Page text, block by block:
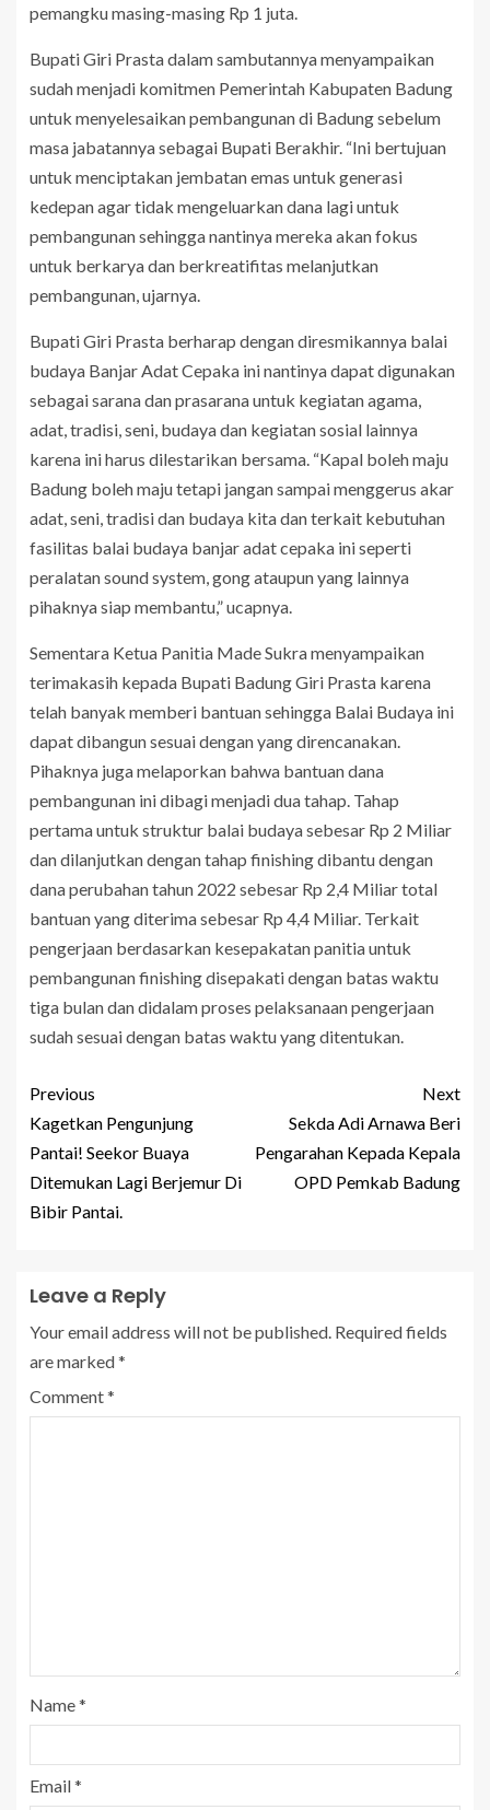
pemangku masing-masing Rp 1 juta.
Bupati Giri Prasta dalam sambutannya menyampaikan
sudah menjadi komitmen Pemerintah Kabupaten Badung
untuk menyelesaikan pembangunan di Badung sebelum
masa jabatannya sebagai Bupati Berakhir. “Ini bertujuan
untuk menciptakan jembatan emas untuk generasi
kedepan agar tidak mengeluarkan dana lagi untuk
pembangunan sehingga nantinya mereka akan fokus
untuk berkarya dan berkreatifitas melanjutkan
pembangunan, ujarnya.
Bupati Giri Prasta berharap dengan diresmikannya balai
budaya Banjar Adat Cepaka ini nantinya dapat digunakan
sebagai sarana dan prasarana untuk kegiatan agama,
adat, tradisi, seni, budaya dan kegiatan sosial lainnya
karena ini harus dilestarikan bersama. “Kapal boleh maju
Badung boleh maju tetapi jangan sampai menggerus akar
adat, seni, tradisi dan budaya kita dan terkait kebutuhan
fasilitas balai budaya banjar adat cepaka ini seperti
peralatan sound system, gong ataupun yang lainnya
pihaknya siap membantu,” ucapnya.
Sementara Ketua Panitia Made Sukra menyampaikan
terimakasih kepada Bupati Badung Giri Prasta karena
telah banyak memberi bantuan sehingga Balai Budaya ini
dapat dibangun sesuai dengan yang direncanakan.
Pihaknya juga melaporkan bahwa bantuan dana
pembangunan ini dibagi menjadi dua tahap. Tahap
pertama untuk struktur balai budaya sebesar Rp 2 Miliar
dan dilanjutkan dengan tahap finishing dibantu dengan
dana perubahan tahun 2022 sebesar Rp 2,4 Miliar total
bantuan yang diterima sebesar Rp 4,4 Miliar. Terkait
pengerjaan berdasarkan kesepakatan panitia untuk
pembangunan finishing disepakati dengan batas waktu
tiga bulan dan didalam proses pelaksanaan pengerjaan
sudah sesuai dengan batas waktu yang ditentukan.
Previous
Kagetkan Pengunjung
Pantai! Seekor Buaya
Ditemukan Lagi Berjemur Di
Bibir Pantai.
Next
Sekda Adi Arnawa Beri
Pengarahan Kepada Kepala
OPD Pemkab Badung
Leave a Reply
Your email address will not be published. Required fields
are marked*
Comment*
Name*
Email*